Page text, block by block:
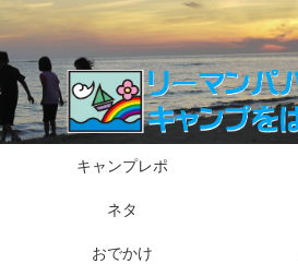
キャンプレポ
ネタ
おでかけ